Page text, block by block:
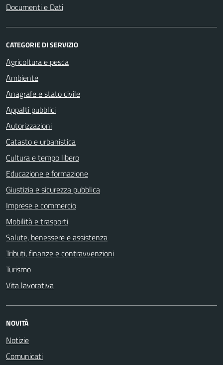
Documenti e Dati
CATEGORIE DI SERVIZIO
Agricoltura e pesca
Ambiente
Anagrafe e stato civile
Appalti pubblici
Autorizzazioni
Catasto e urbanistica
Cultura e tempo libero
Educazione e formazione
Giustizia e sicurezza pubblica
Imprese e commercio
Mobilità e trasporti
Salute, benessere e assistenza
Tributi, finanze e contravvenzioni
Turismo
Vita lavorativa
NOVITÀ
Notizie
Comunicati